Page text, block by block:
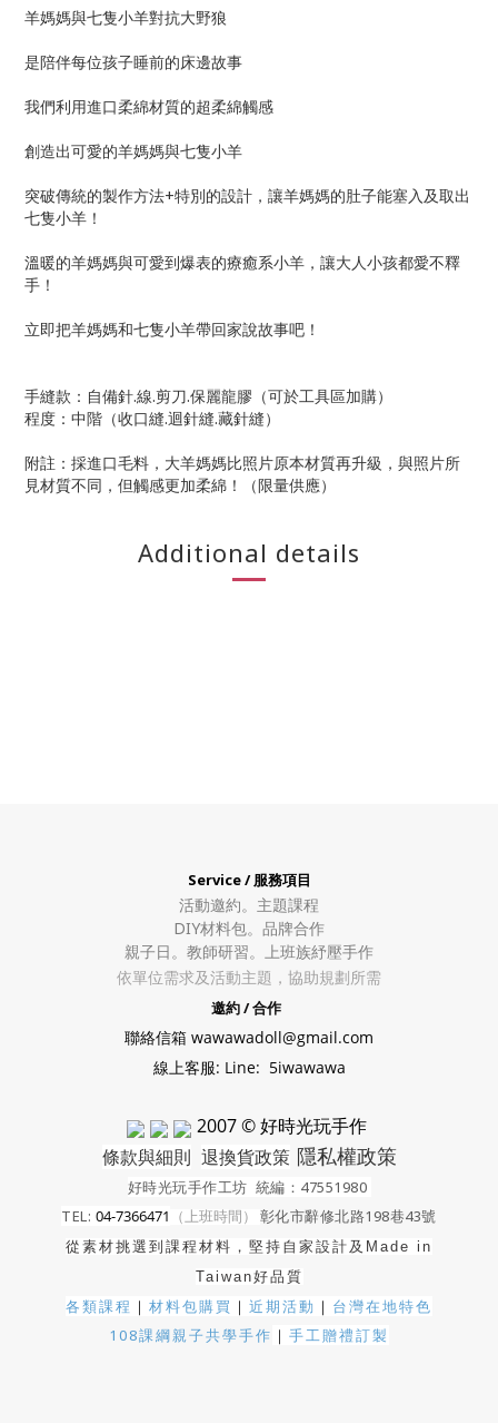
羊媽媽與七隻小羊對抗大野狼
是陪伴每位孩子睡前的床邊故事
我們利用進口柔綿材質的超柔綿觸感
創造出可愛的羊媽媽與七隻小羊
突破傳統的製作方法+特別的設計，讓羊媽媽的肚子能塞入及取出
七隻小羊！
溫暖的羊媽媽與可愛到爆表的療癒系小羊，讓大人小孩都愛不釋
手！
立即把羊媽媽和七隻小羊帶回家說故事吧！
手縫款：自備針.線.剪刀.保麗龍膠（可於工具區加購）
程度：中階（收口縫.迴針縫.藏針縫）
附註：採進口毛料，大羊媽媽比照片原本材質再升級，與照片所
見材質不同，但觸感更加柔綿！（限量供應）
Additional details
Service / 服務項目
活動邀約。 主題課程
DIY材料包。 品牌合作
親子日。教師研習。上班族紓壓手作
依單位需求及活動主題，協助規劃所需
邀約 / 合作
聯絡信箱 wawawadoll@gmail.com
線上客服: Line: 5iwawawa
2007 © 好時光玩手作
條款與細則 退換貨政策 隱私權政策
好時光玩手作工坊 統編：47551980
TEL: 04-7366471 （上班時間） 彰化市辭修北路198巷43號
從素材挑選到課程材料，堅持自家設計及 Made in
Taiwan好品質
各類課程 ｜ 材料包購買 ｜ 近期活動 ｜ 台灣在地特色
108課綱親子共學手作 ｜ 手工贈禮訂製